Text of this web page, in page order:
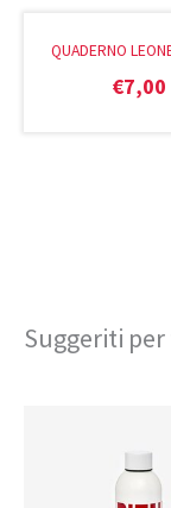
QUADERNO
€7,00
Suggeriti per